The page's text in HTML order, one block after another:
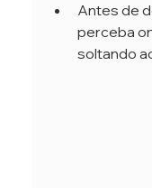
Antes de
perceba
soltando